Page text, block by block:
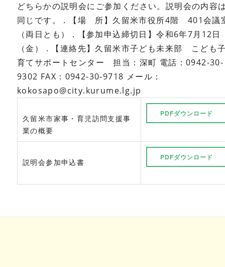
どちらかの説明会にご参加ください。説明会の内容
同じです。 .
【場 所】久留米市役所4階 401会議
（両日とも） .
【参加申込締切日】令和6年7月12日
（金） .
【連絡先】久留米市子ども未来部 こども
育てサポートセンター 担当：深町 電話：0942-30-
9302 FAX：0942-30-9718 メール：
kokosapo@city.kurume.lg.jp
久留米市家事・育児訪問支援事
業の概要
PDFダウンロード
説明会参加申込書
PDFダウンロード